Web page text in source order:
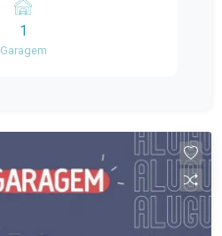
1
Garagem